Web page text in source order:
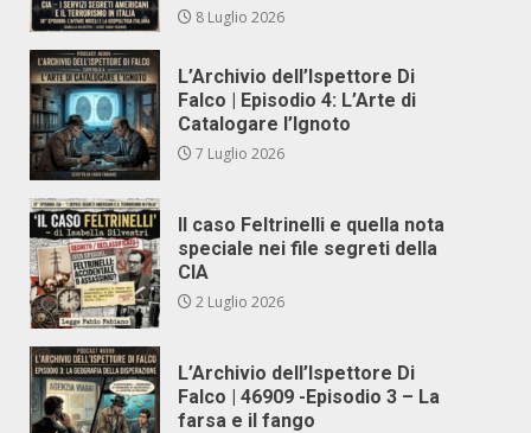
8 Luglio 2026
L’Archivio dell’Ispettore Di
Falco | Episodio 4: L’Arte di
Catalogare l’Ignoto
7 Luglio 2026
Il caso Feltrinelli e quella nota
speciale nei file segreti della
CIA
2 Luglio 2026
L’Archivio dell’Ispettore Di
Falco | 46909 -Episodio 3 – La
farsa e il fango